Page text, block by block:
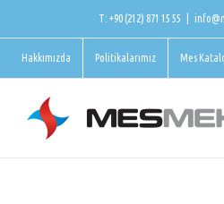
T: +90 (212) 871 15 55
Hakkımızda Politikalarımız Mes